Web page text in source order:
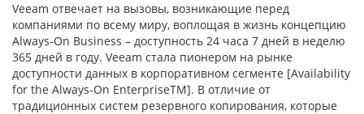
Veeam отвечает на вызовы, возникающие перед
компаниями по всему миру, воплощая в жизнь концепцию
Always-On Business – доступность 24 часа 7 дней в неделю
365 дней в году. Veeam стала пионером на рынке
доступности данных в корпоративном сегменте [Availability
for the Always-On EnterpriseTM]. В отличие от
традиционных систем резервного копирования, которые